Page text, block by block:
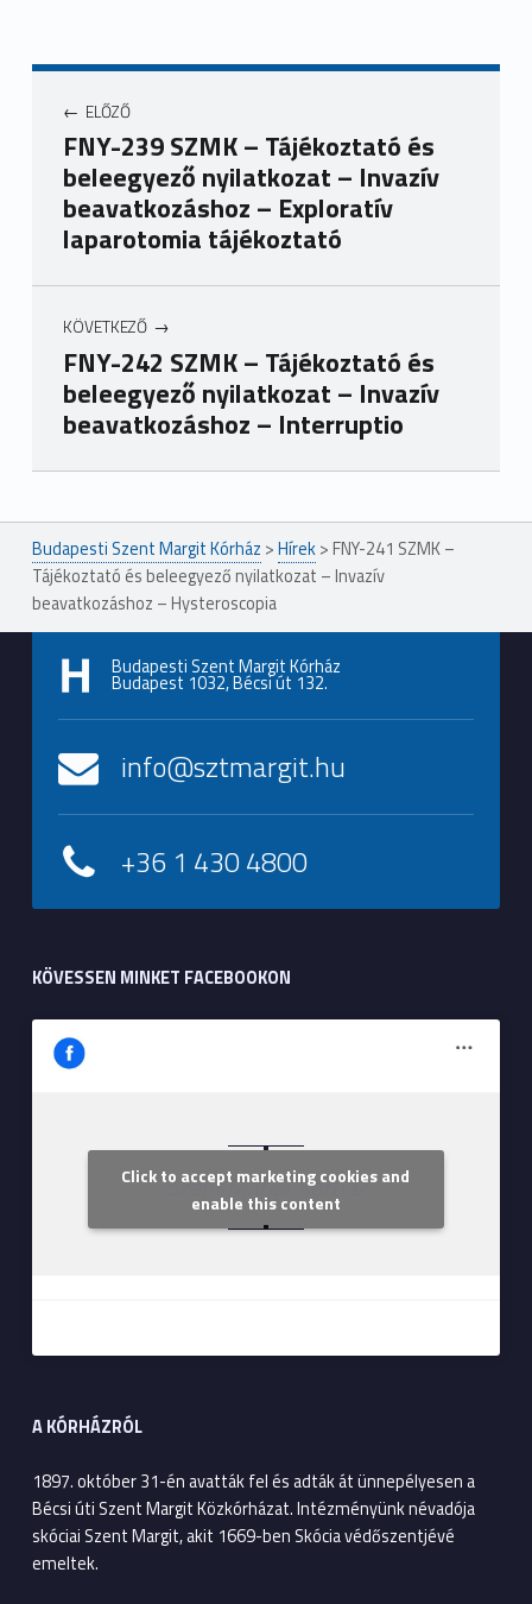
ELŐZŐ
FNY-239 SZMK – Tájékoztató és
beleegyező nyilatkozat – Invazív
beavatkozáshoz – Exploratív
laparotomia tájékoztató
KÖVETKEZŐ
FNY-242 SZMK – Tájékoztató és
beleegyező nyilatkozat – Invazív
beavatkozáshoz – Interruptio
Ugrás a főmenühöz
Budapesti Szent Margit Kórház >Hírek> FNY-241 SZMK –
Tájékoztató és beleegyező nyilatkozat – Invazív
beavatkozáshoz – Hysteroscopia
Budapesti Szent Margit Kórház
Budapest 1032, Bécsi út 132.
info@sztmargit.hu
+36 1 430 4800
KÖVESSEN MINKET FACEBOOKON
Szent Margit Kórház
Click to accept marketing cookies and
enable this content
A KÓRHÁZRÓL
1897. október 31-én avatták fel és adták át ünnepélyesen a
Bécsi úti Szent Margit Közkórházat. Intézményünk névadója
skóciai Szent Margit, akit 1669-ben Skócia védőszentjévé
emeltek.